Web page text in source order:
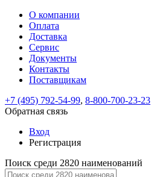
ВходРегистрация
Только
test@example.com
отправлена
по
ней
для
регистрации.
Ок
Только
Восстановление
пароля
Заполните
форму.
Мы
отправим
ссылку
на
указанный
электронный
На
вашу
test@test.ru
отправлена
ссылка.
Перейдите
по
Введите
новый
пароль
Пароль
успешно
Войти
Обратная
связь
Сообщение
Ваше
сообщение
успешно
О компании
Оплата
Доставка
Сервис
Документы
Контакты
Поставщикам
+7 (495) 792-54-99, 8-800-700-23-23
Обратная связь
Вход
Регистрация
Поиск среди 2820 наименований